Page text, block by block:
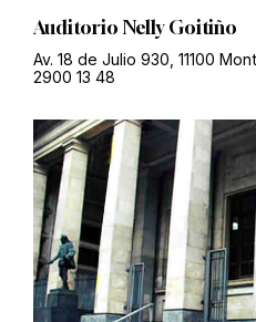
Auditorio Nelly Goitiño
Av. 18 de Julio 930, 11100
2900 13 48